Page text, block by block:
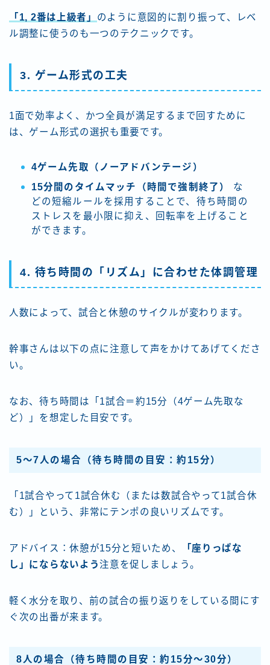
「1, 2番は上級者」 のように意図的に割り振って、レベ
ル調整に使うのも一つのテクニックです。
3. ゲーム形式の工夫
1面で効率よく、かつ全員が満足するまで回すために
は、ゲーム形式の選択も重要です。
4ゲーム先取（ノーアドバンテージ）
15分間のタイムマッチ（時間で強制終了）
な
どの短縮ルールを採用することで、待ち時間の
ストレスを最小限に抑え、回転率を上げること
ができます。
4. 待ち時間の「リズム」に合わせた体調管理
人数によって、試合と休憩のサイクルが変わります。
幹事さんは以下の点に注意して声をかけてあげてくださ
い。
なお、待ち時間は「1試合＝約15分（4ゲーム先取な
ど）」を想定した目安です。
5〜7人の場合（待ち時間の目安：約15分）
「1試合やって1試合休む（または数試合やって1試合休
む）」という、非常にテンポの良いリズムです。
アドバイス：休憩が15分と短いため、
「座りっぱな
し」にならないよう注意を促しましょう。
軽く水分を取り、前の試合の振り返りをしている間にす
ぐ次の出番が来ます。
8人の場合（待ち時間の目安：約15分〜30分）